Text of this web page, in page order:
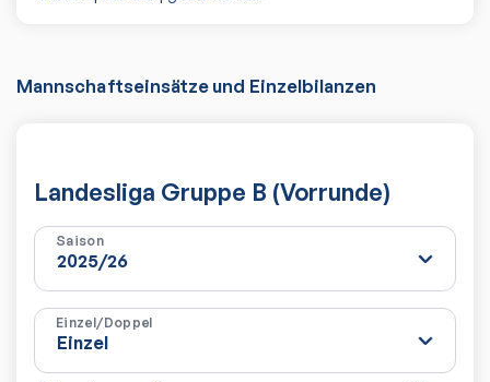
Mannschaftseinsätze und Einzelbilanzen
Landesliga Gruppe B (Vorrunde)
Saison
Einzel/Doppel